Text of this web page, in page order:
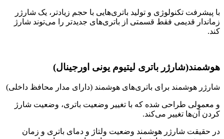
با پیشرفت تکنولوژی و تولید باتری‌هایی با حجم زیادتر، یک شارژر
زماندار قدیمی فقط قسمتی از باتری‌های جدیدتر را می‌توند شارژ
کند.
هوشمند(شارژر باتری لیتیوم یونی اورجینال)
شارژر هوشمند برای باتری‌های هوشمند (دارای مدار محافظ داخلی)
و معمولی طراحی شده که با تغییر وضعیت باتری، وضعیت شارژ
کردن آن‌ها تغییر می‌کند.
در حقیقت شارژر هوشمند وضعیت ولتاژ و دمای باتری و زمان